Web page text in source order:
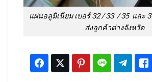
แผ่นอลูมิเนียม เบอร์ 32 / 33 / 35 และ
ส่งลูกค้าต่างจังหวัด